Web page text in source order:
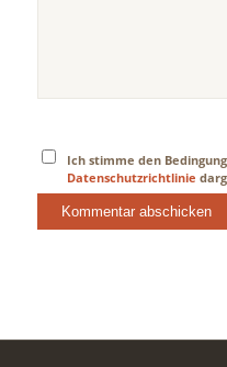
Ich stimme den
Datenschutzrichtlinie